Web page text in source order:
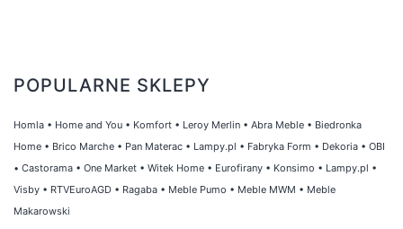
POPULARNE SKLEPY
Homla • Home and You • Komfort • Leroy Merlin • Abra Meble • Biedronka
Home • Brico Marche • Pan Materac • Lampy.pl • Fabryka Form • Dekoria • OBI
• Castorama • One Market • Witek Home • Eurofirany • Konsimo • Lampy.pl •
Visby • RTVEuroAGD • Ragaba • Meble Pumo • Meble MWM • Meble
Makarowski